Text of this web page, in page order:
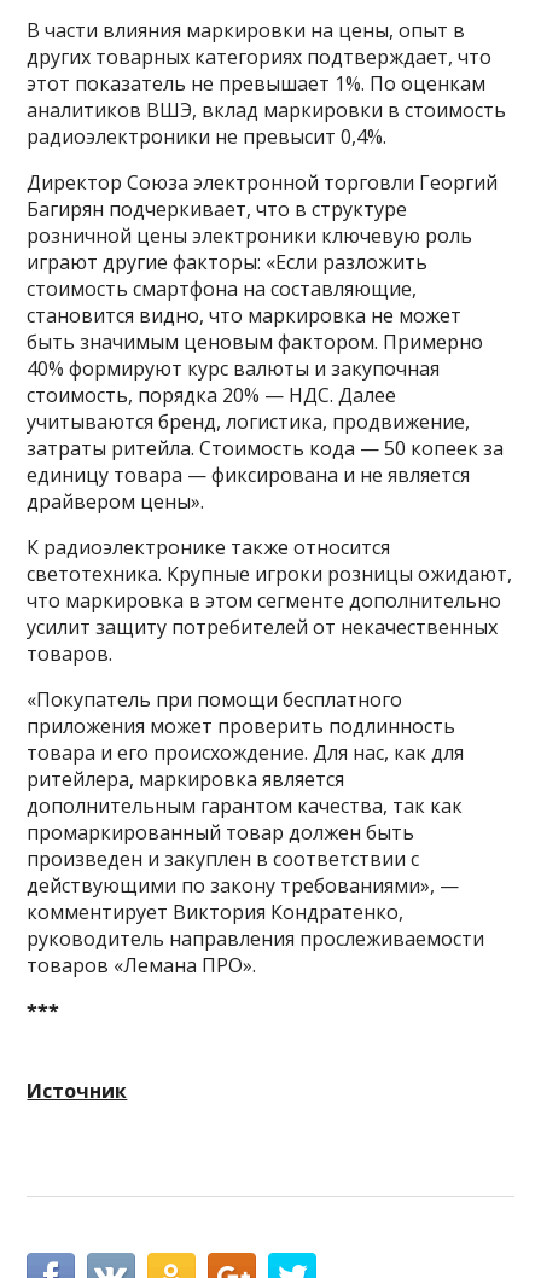
В части влияния маркировки на цены, опыт в
других товарных категориях подтверждает, что
этот показатель не превышает 1%. По оценкам
аналитиков ВШЭ, вклад маркировки в стоимость
радиоэлектроники не превысит 0,4%.
Директор Союза электронной торговли Георгий
Багирян подчеркивает, что в структуре
розничной цены электроники ключевую роль
играют другие факторы: «Если разложить
стоимость смартфона на составляющие,
становится видно, что маркировка не может
быть значимым ценовым фактором. Примерно
40% формируют курс валюты и закупочная
стоимость, порядка 20% — НДС. Далее
учитываются бренд, логистика, продвижение,
затраты ритейла. Стоимость кода — 50 копеек за
единицу товара — фиксирована и не является
драйвером цены».
К радиоэлектронике также относится
светотехника. Крупные игроки розницы ожидают,
что маркировка в этом сегменте дополнительно
усилит защиту потребителей от некачественных
товаров.
«Покупатель при помощи бесплатного
приложения может проверить подлинность
товара и его происхождение. Для нас, как для
ритейлера, маркировка является
дополнительным гарантом качества, так как
промаркированный товар должен быть
произведен и закуплен в соответствии с
действующими по закону требованиями», —
комментирует Виктория Кондратенко,
руководитель направления прослеживаемости
товаров «Лемана ПРО».
***
Источник